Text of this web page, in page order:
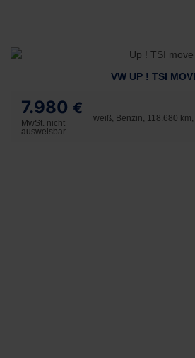
VW UP ! TSI
7.980 €
MwSt. nicht
ausweisbar
weiß, Benzin, 118.680